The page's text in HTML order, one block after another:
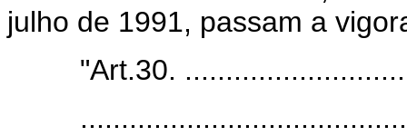
julho de 1991, passam a
"Art.30.